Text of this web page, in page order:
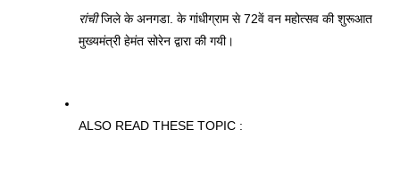
रांची जिले के अनगडा. के गांधीग्राम से 72वें वन महोत्सव की शुरूआत
मुख्यमंत्री हेमंत सोरेन द्वारा की गयी।
ALSO READ THESE TOPIC :